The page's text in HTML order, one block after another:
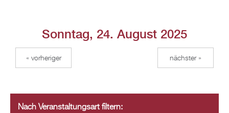
Sonntag, 24. August 2025
« vorheriger nächster »
Nach Veranstaltungsart filtern: